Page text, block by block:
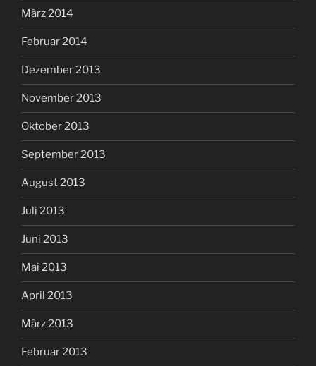
März 2014
Februar 2014
Dezember 2013
November 2013
Oktober 2013
September 2013
August 2013
Juli 2013
Juni 2013
Mai 2013
April 2013
März 2013
Februar 2013